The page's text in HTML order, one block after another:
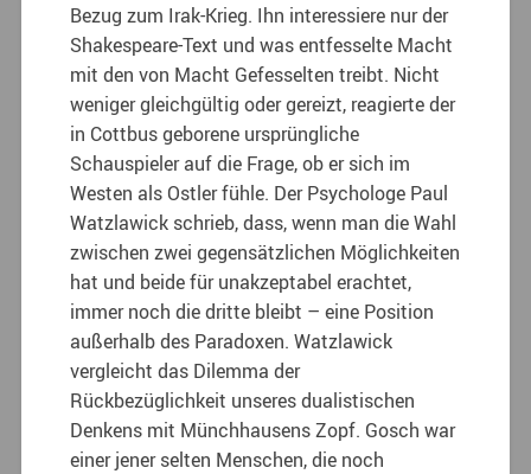
Bezug zum Irak-Krieg. Ihn interessiere nur der
Shakespeare-Text und was entfesselte Macht
mit den von Macht Gefesselten treibt. Nicht
weniger gleichgültig oder gereizt, reagierte der
in Cottbus geborene ursprüngliche
Schauspieler auf die Frage, ob er sich im
Westen als Ostler fühle. Der Psychologe Paul
Watzlawick schrieb, dass, wenn man die Wahl
zwischen zwei gegensätzlichen Möglichkeiten
hat und beide für unakzeptabel erachtet,
immer noch die dritte bleibt – eine Position
außerhalb des Paradoxen. Watzlawick
vergleicht das Dilemma der
Rückbezüglichkeit unseres dualistischen
Denkens mit Münchhausens Zopf. Gosch war
einer jener selten Menschen, die noch